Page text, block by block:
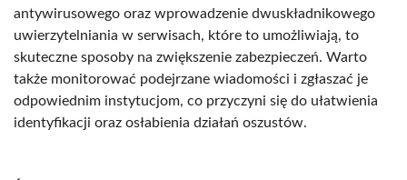
antywirusowego oraz wprowadzenie dwuskładnikowego
uwierzytelniania w serwisach, które to umożliwiają, to
skuteczne sposoby na zwiększenie zabezpieczeń. Warto
także monitorować podejrzane wiadomości i zgłaszać je
odpowiednim instytucjom, co przyczyni się do ułatwienia
identyfikacji oraz osłabienia działań oszustów.